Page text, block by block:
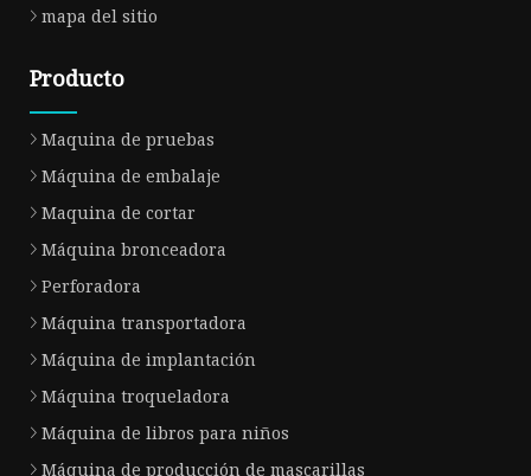
mapa del sitio
Producto
Maquina de pruebas
Máquina de embalaje
Maquina de cortar
Máquina bronceadora
Perforadora
Máquina transportadora
Máquina de implantación
Máquina troqueladora
Máquina de libros para niños
Máquina de producción de mascarillas